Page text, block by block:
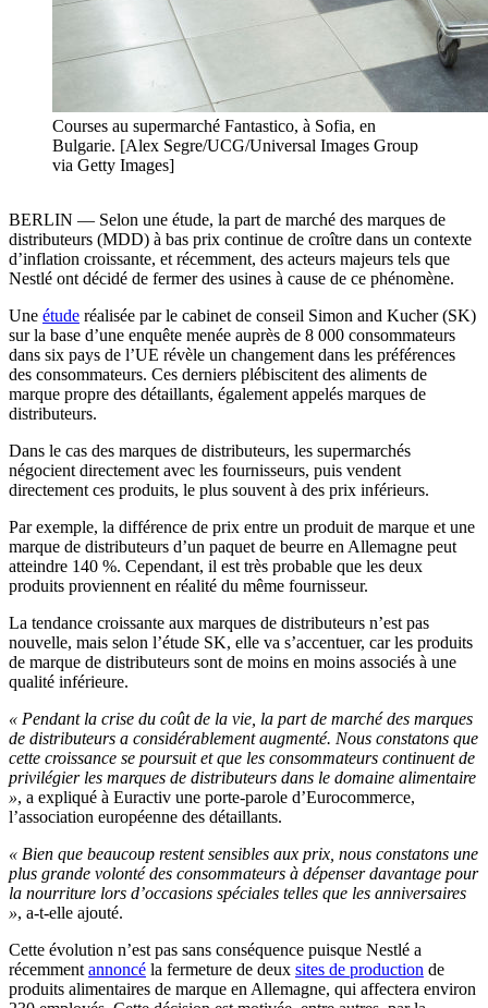
Courses au supermarché Fantastico, à Sofia, en
Bulgarie. [Alex Segre/UCG/Universal Images Group
via Getty Images]
BERLIN — Selon une étude, la part de marché des marques de
distributeurs (MDD) à bas prix continue de croître dans un contexte
d’inflation croissante, et récemment, des acteurs majeurs tels que
Nestlé ont décidé de fermer des usines à cause de ce phénomène.
Une étude réalisée par le cabinet de conseil Simon and Kucher (SK)
sur la base d’une enquête menée auprès de 8 000 consommateurs
dans six pays de l’UE révèle un changement dans les préférences
des consommateurs. Ces derniers plébiscitent des aliments de
marque propre des détaillants, également appelés marques de
distributeurs.
Dans le cas des marques de distributeurs, les supermarchés
négocient directement avec les fournisseurs, puis vendent
directement ces produits, le plus souvent à des prix inférieurs.
Par exemple, la différence de prix entre un produit de marque et une
marque de distributeurs d’un paquet de beurre en Allemagne peut
atteindre 140 %. Cependant, il est très probable que les deux
produits proviennent en réalité du même fournisseur.
La tendance croissante aux marques de distributeurs n’est pas
nouvelle, mais selon l’étude SK, elle va s’accentuer, car les produits
de marque de distributeurs sont de moins en moins associés à une
qualité inférieure.
« Pendant la crise du coût de la vie, la part de marché des marques
de distributeurs a considérablement augmenté. Nous constatons que
cette croissance se poursuit et que les consommateurs continuent de
privilégier les marques de distributeurs dans le domaine alimentaire
», a expliqué à Euractiv une porte-parole d’Eurocommerce,
l’association européenne des détaillants.
« Bien que beaucoup restent sensibles aux prix, nous constatons une
plus grande volonté des consommateurs à dépenser davantage pour
la nourriture lors d’occasions spéciales telles que les anniversaires
», a-t-elle ajouté.
Cette évolution n’est pas sans conséquence puisque Nestlé a
récemment annoncé la fermeture de deux sites de production de
produits alimentaires de marque en Allemagne, qui affectera environ